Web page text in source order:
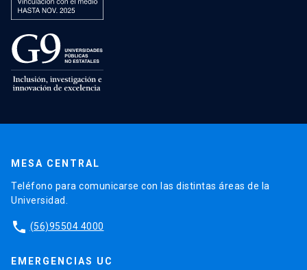
MESA CENTRAL
Teléfono para comunicarse con las distintas áreas de la
Universidad.
phone (56)95504 4000
EMERGENCIAS UC